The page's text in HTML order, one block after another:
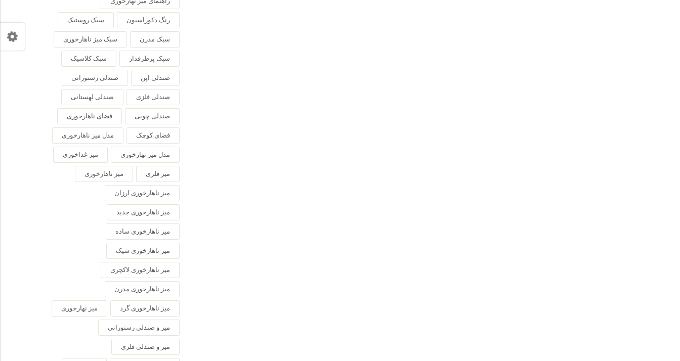
رنگ دکوراسیون سبک روستیک
سبک مدرن سبک میز ناهارخوری
سبک پرطرفدار سبک کلاسیک
صندلی اپن صندلی رستورانی
صندلی فلزی صندلی لهستانی
صندلی چوبی فضای ناهارخوری
فضای کوچک مدل میز ناهارخوری
مدل میز نهارخوری میز غذاخوری
میز فلزی میز ناهارخوری
میز ناهارخوری ارزان
میز ناهارخوری جدید
میز ناهارخوری ساده
میز ناهارخوری شیک
میز ناهارخوری لاکچری
میز ناهارخوری مدرن
میز ناهارخوری گرد میز نهارخوری
میز و صندلی رستورانی
میز و صندلی فلزی